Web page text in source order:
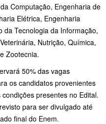
Computação, Engenharia de
Elétrica, Engenharia
da Tecnologia da Informação,
Nutrição, Química,
Zootecnia.
50% das vagas
os candidatos provenientes
presentes no Edital.
para ser divulgado até
final do Enem.